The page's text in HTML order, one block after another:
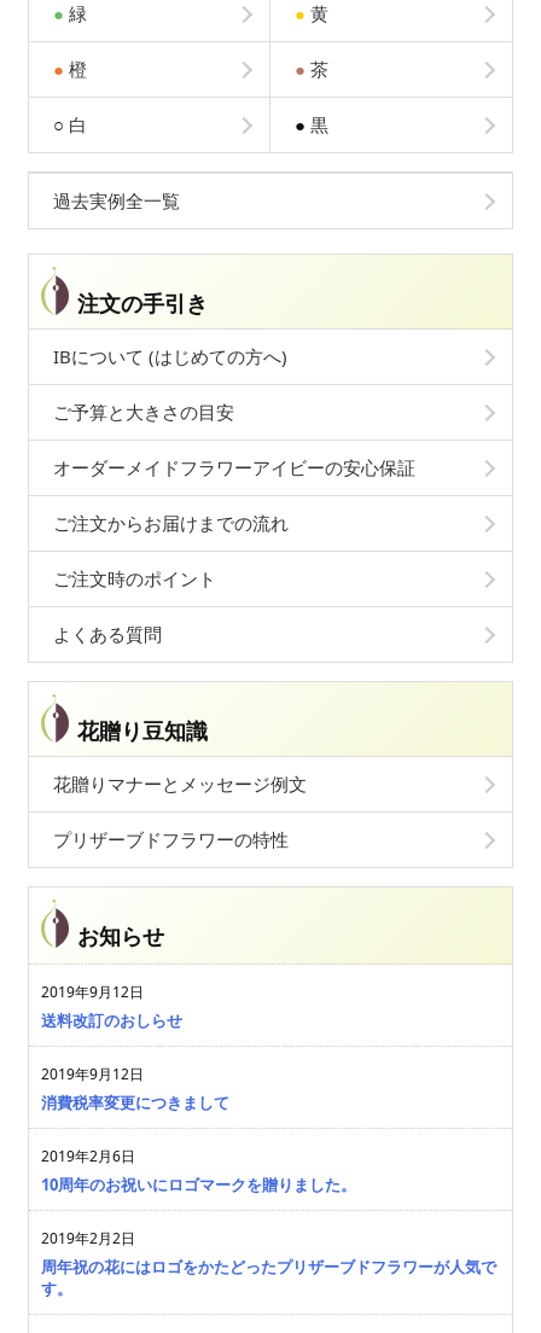
● 緑 ● 黄
● 橙 ● 茶
○ 白 ● 黒
過去実例全一覧
注文の手引き
IBについて (はじめての方へ)
ご予算と大きさの目安
オーダーメイドフラワーアイビーの安心保証
ご注文からお届けまでの流れ
ご注文時のポイント
よくある質問
花贈り豆知識
花贈りマナーとメッセージ例文
プリザーブドフラワーの特性
お知らせ
2019年9月12日
送料改訂のおしらせ
2019年9月12日
消費税率変更につきまして
2019年2月6日
10周年のお祝いにロゴマークを贈りました。
2019年2月2日
周年祝の花にはロゴをかたどったプリザーブドフラワーが人気で
す。